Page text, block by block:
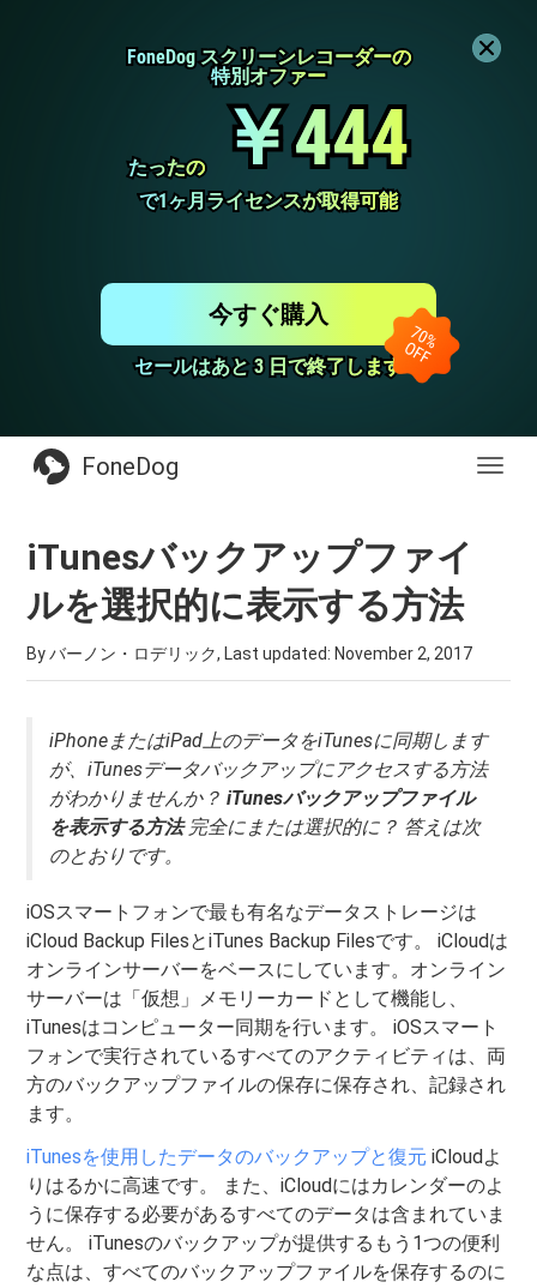
FoneDog スクリーンレコーダーの
FoneDog スクリーンレコーダーの
特別オファー
特別オファー
たったの
たったの ￥444
￥444
で1ヶ月ライセンスが取得可能
で1ヶ月ライセンスが取得可能
セールはあと 3 日で終了します
セールはあと 3 日で終了します
今すぐ購入
FoneDog
iTunesバックアップファイ
ルを選択的に表示する方法
By バーノン・ロデリック, Last updated: November 2, 2017
iPhoneまたはiPad上のデータをiTunesに同期します
が、iTunesデータバックアップにアクセスする方法
がわかりませんか？iTunesバックアップファイル
を表示する方法完全にまたは選択的に？ 答えは次
のとおりです。
iOSスマートフォンで最も有名なデータストレージは
iCloud Backup FilesとiTunes Backup Filesです。 iCloudは
オンラインサーバーをベースにしています。オンライン
サーバーは「仮想」メモリーカードとして機能し、
iTunesはコンピューター同期を行います。 iOSスマート
フォンで実行されているすべてのアクティビティは、両
方のバックアップファイルの保存に保存され、記録され
ます。
iTunesを使用したデータのバックアップと復元 iCloudよ
りはるかに高速です。 また、iCloudにはカレンダーのよ
うに保存する必要があるすべてのデータは含まれていま
せん。 iTunesのバックアップが提供するもう1つの便利
な点は、すべてのバックアップファイルを保存するのに